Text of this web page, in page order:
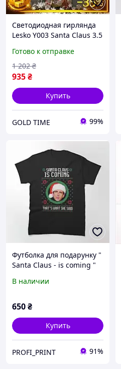
Светодиодная гирлянда
Lesko Y003 Santa Claus 3.5
новогоднее украшение
для дома гирлянда с
Готово к отправке
935₴
1 202 ₴
Купить
GOLD TIME 99%
Футболка для подарунку "
Santa Claus - is coming "
Футболка з прикольним
В наличии
650₴
Купить
PROFI_PRINT 91%